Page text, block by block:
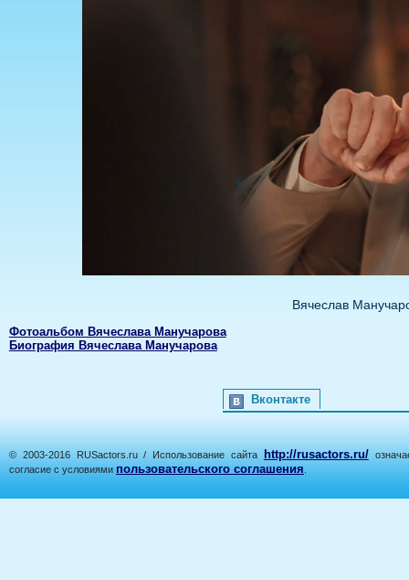
Вячеслав
Фотоальбом Вячеслава Манучарова
Биография Вячеслава Манучарова
Вконтакте
© 2003-2016 RUSactors.ru / Использование сайта http://rusactors.ru/
согласие с условиями пользовательского соглашения